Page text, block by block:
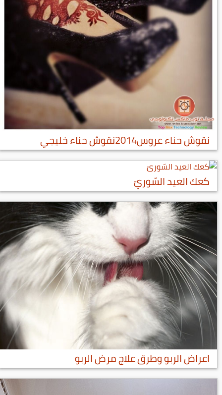
نقوش حناء عروس2014نقوش حناء خليجي
كعك العيد السّوريّ
اعراض الربو وطرق علاج مرض الربو